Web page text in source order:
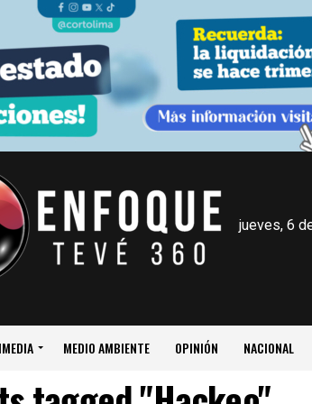
jueves, 6
MEDIO AMBIENTE OPINIÓN NACIONAL